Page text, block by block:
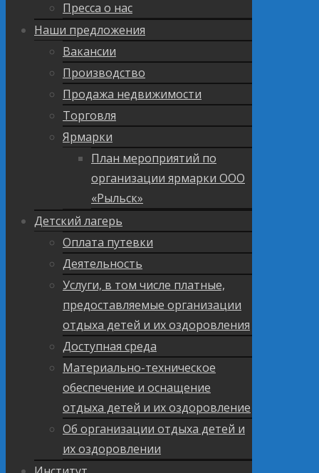
Пресса о нас
Наши предложения
Вакансии
Производство
Продажа недвижимости
Торговля
Ярмарки
План мероприятий по
организации ярмарки ООО
«Рыльск»
Детский лагерь
Оплата путевки
Деятельность
Услуги, в том числе платные,
предоставляемые организации
отдыха детей и их оздоровления
Доступная среда
Материально-техническое
обеспечение и оснащение
отдыха детей и их оздоровление
Об организации отдыха детей и
их оздоровлении